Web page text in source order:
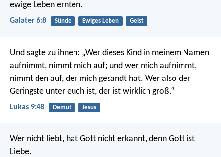
ewige Leben ernten.
Galater 6:8 Sünde Ewiges Leben Geist
Und sagte zu ihnen: „Wer dieses Kind in meinem Namen
aufnimmt, nimmt mich auf; und wer mich aufnimmt,
nimmt den auf, der mich gesandt hat. Wer also der
Geringste unter euch ist, der ist wirklich groß.“
Lukas 9:48 Demut Jesus
Wer nicht liebt, hat Gott nicht erkannt, denn Gott ist
Liebe.